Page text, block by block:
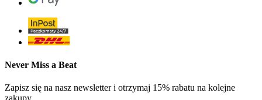
Never Miss a Beat
Zapisz się na nasz newsletter i otrzymaj 15% rabatu na kolejne